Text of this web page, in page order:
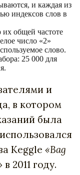
и каждая из
индексов слов в
общей частоте
число «2»
слово.
25 000 для
и
в котором
была
Keggle «Bag
в 2011 году.